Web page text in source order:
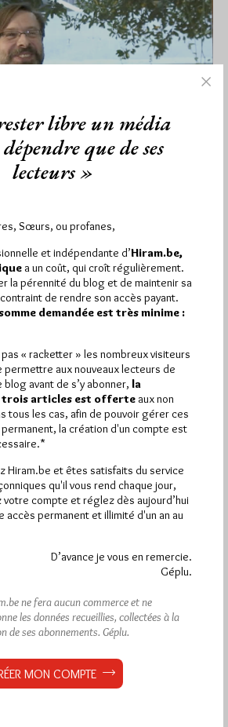
christianisme » du 17
Lu 3012 fois
la semaine dernière la conférence du
Brousse-Lacordaire "Ésotérisme et
10 commentaires
Hiram.be a reçu 1 672 visites
été lues (Source : Pirsch.io)
Plus d’informations
- RSS
libre un média
que de ses
lecteurs »
Sœurs, ou profanes,
et indépendante d’Hiram.be,
a un coût, qui croît régulièrement.
la pérennité du blog et de maintenir sa
de rendre son accès payant.
demandée est très minime :
« racketter » les nombreux visiteurs
permettre aux nouveaux lecteurs de
avant de s’y abonner, la
trois articles est offerte aux non
tous les cas, afin de pouvoir gérer ces
la création d'un compte est
Hiram.be et êtes satisfaits du service
qu'il vous rend chaque jour,
compte et réglez dès aujourd’hui
accès permanent et illimité d'un an au
D’avance je vous en remercie.
Géplu.
ne fera aucun commerce et ne
les données recueillies, collectées à la
de ses abonnements. Géplu.
MON COMPTE